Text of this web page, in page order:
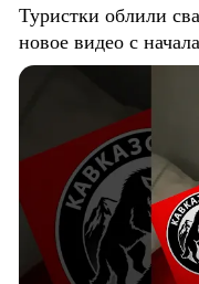
Туристки облили
новое видео с